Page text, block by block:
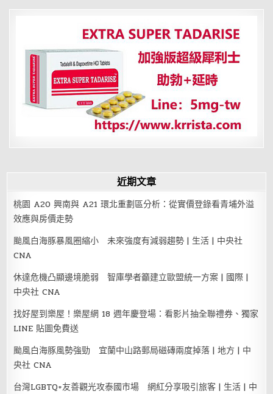
您
山
農
村
感
受
最
有
溫
度
行
近期文章
桃園 A20 興南與 A21 環北重劃區分析：從實價登錄看青埔外溢
效應與房價走勢
颱風白海豚暴風圈縮小 未來強度有減弱趨勢 | 生活 | 中央社
CNA
休達危機凸顯邊境脆弱 智庫學者籲建立歐盟統一方案 | 國際 |
中央社 CNA
找好屋到樂屋！樂屋網 18 週年慶登場：看影片抽全聯禮券、獨家
LINE 貼圖免費送
颱風白海豚風勢強勁 宜蘭中山路郵局磁磚兩度掉落 | 地方 | 中
央社 CNA
台灣LGBTQ+友善觀光攻泰國市場 網紅分享吸引旅客 | 生活 | 中